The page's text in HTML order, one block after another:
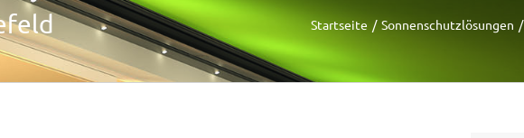
Startseite Sonnenschutzlösungen